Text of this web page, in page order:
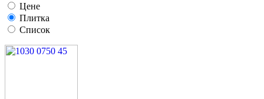
Цене
Плитка
Список